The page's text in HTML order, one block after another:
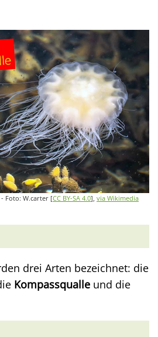
Foto: W.carter [CC BY-SA 4.0], via Wikimedia
drei Arten bezeichnet: die
Kompassqualle und die